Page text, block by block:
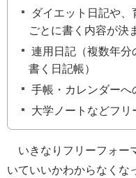
ダイエット日記や
ごとに書く内容が決
連用日記（複数年
書く日記帳）
手帳・カレンダーへ
大学ノートなどフ
いきなりフリーフォー
いていいかわからなくな